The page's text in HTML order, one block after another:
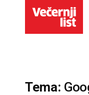
Tema: